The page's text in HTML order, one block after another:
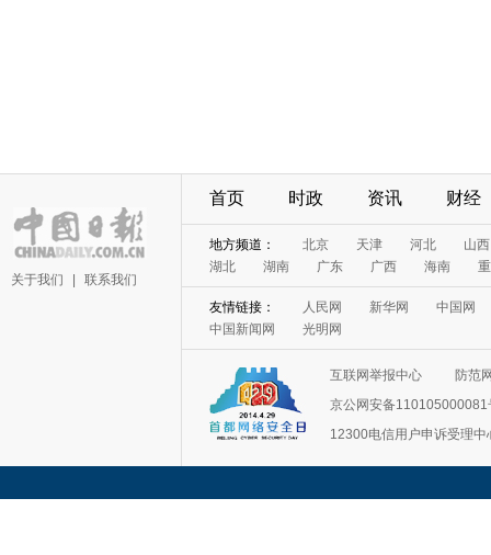
关于我们 联系我们
首页 时政 资讯 财经
地方频道： 北京 天津 河北
山西
湖北
湖南 广东 广西 海南
友情链接： 人民网 新华网
中国网
中国新闻网
光明网
互联网举报中心
防范
京公网安备110105000081
12300电信用户申诉受理中